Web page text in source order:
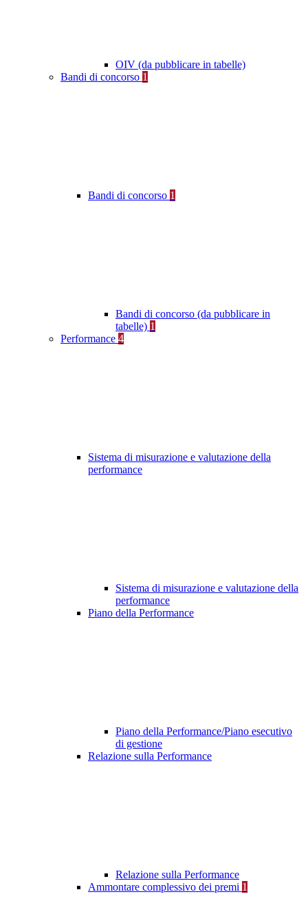
OIV (da pubblicare in tabelle)
Bandi di concorso 1
Bandi di concorso 1
Bandi di concorso (da pubblicare in
tabelle) 1
Performance 4
Sistema di misurazione e valutazione della
performance
Sistema di misurazione e valutazione della
performance
Piano della Performance
Piano della Performance/Piano esecutivo
di gestione
Relazione sulla Performance
Relazione sulla Performance
Ammontare complessivo dei premi 1